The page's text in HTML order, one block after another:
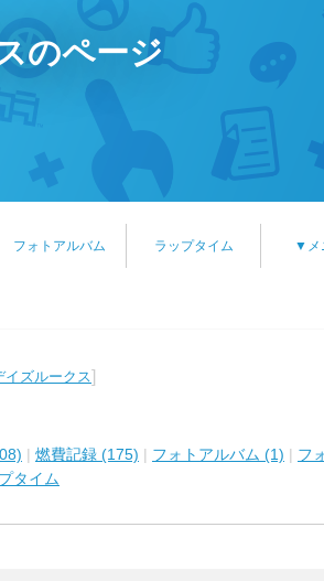
のページ
フォトアルバム ラップタイム ▼メ
イズルークス]
| 燃費記録 (175) | フォトアルバム (1) | フ
タイム